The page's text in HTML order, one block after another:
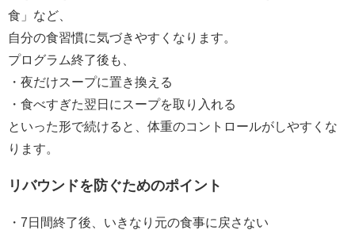
食」など、
自分の食習慣に気づきやすくなります。
プログラム終了後も、
・夜だけスープに置き換える
・食べすぎた翌日にスープを取り入れる
といった形で続けると、体重のコントロールがしやすくな
ります。
リバウンドを防ぐためのポイント
・7日間終了後、いきなり元の食事に戻さない